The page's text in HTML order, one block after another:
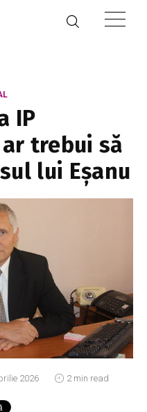
IP
trebui să
lui Eșanu
2026 2 min read